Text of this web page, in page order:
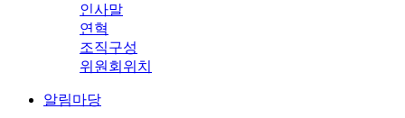
인사말
연혁
조직구성
위원회위치
알림마당